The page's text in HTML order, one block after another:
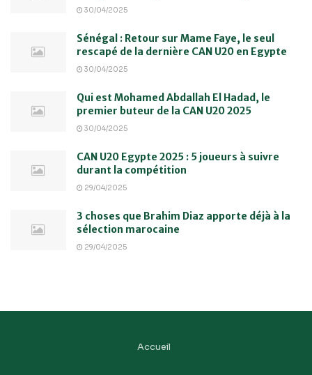
30/04/2025
Sénégal : Retour sur Mame Faye, le seul
rescapé de la dernière CAN U20 en Egypte
30/04/2025
Qui est Mohamed Abdallah El Hadad, le
premier buteur de la CAN U20 2025
30/04/2025
CAN U20 Egypte 2025 : 5 joueurs à suivre
durant la compétition
29/04/2025
3 choses que Brahim Diaz apporte déjà à la
sélection marocaine
29/04/2025
Accueil